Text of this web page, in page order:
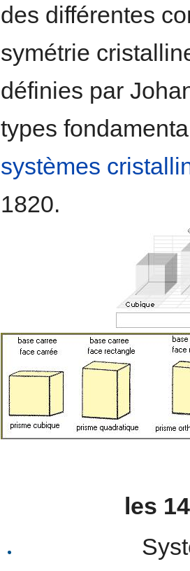
des différentes
symétrie
définies par
types
systèmes
1820.
les